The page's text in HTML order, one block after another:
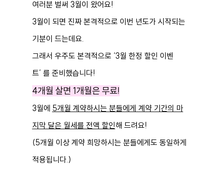
여러분 벌써 3월이 왔어요!
3월이 되면 진짜 본격적으로 이번 년도가 시작되는
기분이 드는데요.
그래서 우주도 본격적으로 ‘3월 한정 할인 이벤
트’ 를 준비했습니다!
4개월 살면 1개월은 무료!
3월에 5개월 계약하시는 분들에게 계약 기간의 마
지막 달은 월세를 전액 할인해 드려요!
(5개월 이상 계약 희망하시는 분들에게도 동일하게
적용됩니다.)